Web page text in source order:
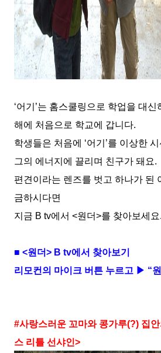
‘어기 ’는 홈스쿨링으로 학업을 대신
해에 처음으로 학교에 갑니다.
학생들은 처음에 ‘어기 ’를 이상한
그의 에너지에 끌리며 친구가 돼요.
편견이라는 렌즈를 벗고 하나가 된
금하시다면
지금 B tv에서 <원더>를 찾아보세요.
■ <원더> B tv에서 찾아보기
리모컨의 마이크 버튼 누르고 ▶ “
#사랑스러운 꼬마와 콩가루(?) 집
스 리틀 선샤인>